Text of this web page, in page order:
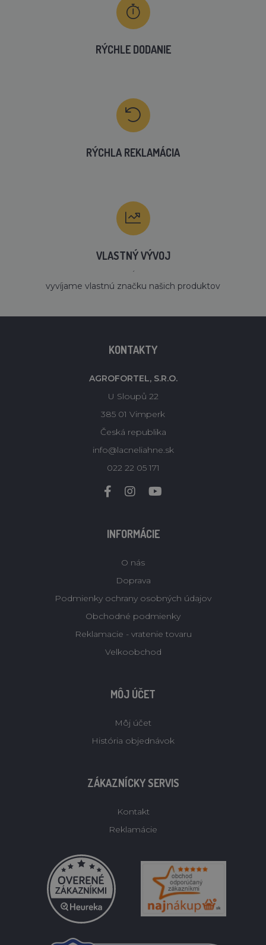
RÝCHLE DODANIE
RÝCHLA REKLAMÁCIA
VLASTNÝ VÝVOJ
´
vyvíjame vlastnú značku našich produktov
KONTAKTY
AGROFORTEL, S.R.O.
U Sloupů 22
385 01 Vimperk
Česká republika
info@lacneliahne.sk
022 22 05 171
INFORMÁCIE
O nás
Doprava
Podmienky ochrany osobných údajov
Obchodné podmienky
Reklamacie - vratenie tovaru
Velkoobchod
MÔJ ÚČET
Môj účet
História objednávok
ZÁKAZNÍCKY SERVIS
Kontakt
Reklamácie